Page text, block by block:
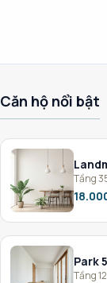
Căn hộ nổi bật
Tầng
Tầng